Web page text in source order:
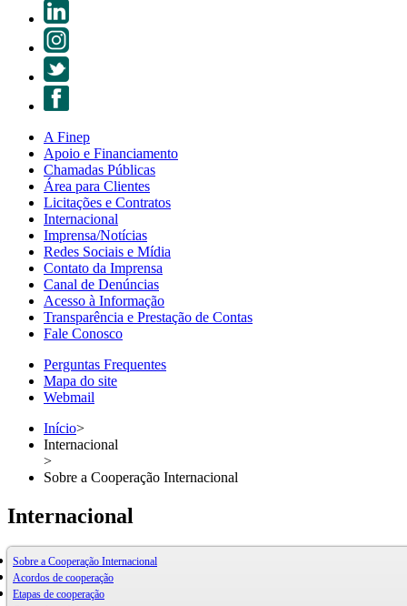
A Finep
Apoio e Financiamento
Chamadas Públicas
Área para Clientes
Licitações e Contratos
Internacional
Imprensa/Notícias
Redes Sociais e Mídia
Contato da Imprensa
Canal de Denúncias
Acesso à Informação
Transparência e Prestação de Contas
Fale Conosco
Perguntas Frequentes
Mapa do site
Webmail
Início>
Internacional
>
Sobre a Cooperação Internacional
Internacional
Sobre a Cooperação Internacional
Acordos de cooperação
Etapas de cooperação